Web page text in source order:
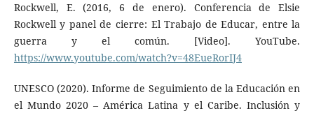
Rockwell, E. (2016, 6 de enero). Conferencia de Elsie
Rockwell y panel de cierre: El Trabajo de Educar, entre la
guerra y el común. [Video]. YouTube.
https://www.youtube.com/watch?v=48EueRorIJ4
UNESCO (2020). Informe de Seguimiento de la Educación en
el Mundo 2020 – América Latina y el Caribe. Inclusión y